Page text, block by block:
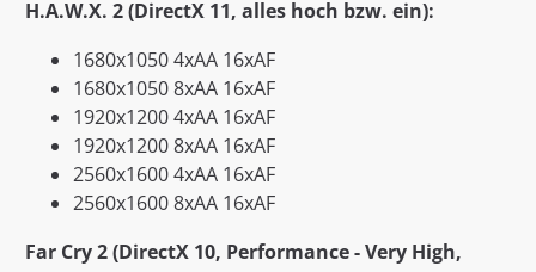
H.A.W.X. 2 (DirectX 11, alles hoch bzw. ein):
1680x1050 4xAA 16xAF
1680x1050 8xAA 16xAF
1920x1200 4xAA 16xAF
1920x1200 8xAA 16xAF
2560x1600 4xAA 16xAF
2560x1600 8xAA 16xAF
Far Cry 2 (DirectX 10, Performance - Very High,